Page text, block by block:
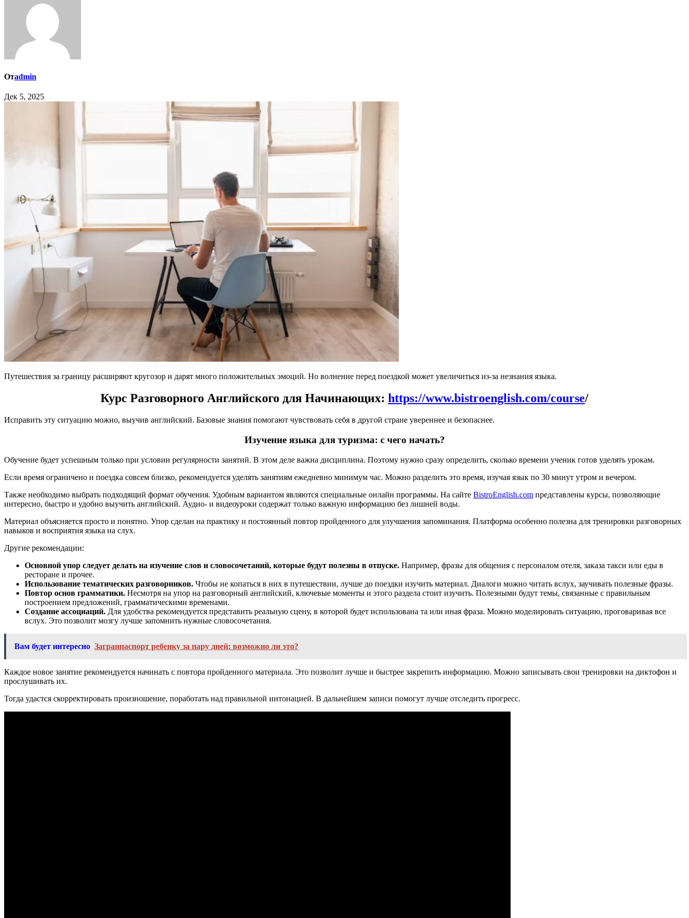
Отadmin
Дек 5, 2025
Путешествия за границу расширяют кругозор и дарят много положительных эмоций. Но волнение перед поездкой может увеличиться из-за незнания языка.
Курс Разговорного Английского для Начинающих: https://www.bistroenglish.com/course/
Исправить эту ситуацию можно, выучив английский. Базовые знания помогают чувствовать себя в другой стране увереннее и безопаснее.
Изучение языка для туризма: с чего начать?
Обучение будет успешным только при условии регулярности занятий. В этом деле важна дисциплина. Поэтому нужно сразу определить, сколько времени ученик готов уделять урокам.
Если время ограничено и поездка совсем близко, рекомендуется уделять занятиям ежедневно минимум час. Можно разделить это время, изучая язык по 30 минут утром и вечером.
Также необходимо выбрать подходящий формат обучения. Удобным вариантом являются специальные онлайн программы. На сайте BistroEnglish.com представлены курсы, позволяющие
интересно, быстро и удобно выучить английский. Аудио- и видеоуроки содержат только важную информацию без лишней воды.
Материал объясняется просто и понятно. Упор сделан на практику и постоянный повтор пройденного для улучшения запоминания. Платформа особенно полезна для тренировки разговорных
навыков и восприятия языка на слух.
Другие рекомендации:
Основной упор следует делать на изучение слов и словосочетаний, которые будут полезны в отпуске. Например, фразы для общения с персоналом отеля, заказа такси или еды в
ресторане и прочее.
Использование тематических разговорников. Чтобы не копаться в них в путешествии, лучше до поездки изучить материал. Диалоги можно читать вслух, заучивать полезные фразы.
Повтор основ грамматики. Несмотря на упор на разговорный английский, ключевые моменты и этого раздела стоит изучить. Полезными будут темы, связанные с правильным
построением предложений, грамматическими временами.
Создание ассоциаций. Для удобства рекомендуется представить реальную сцену, в которой будет использована та или иная фраза. Можно моделировать ситуацию, проговаривая все
вслух. Это позволит мозгу лучше запомнить нужные словосочетания.
Вам будет интересно Загранпаспорт ребенку за пару дней: возможно ли это?
Каждое новое занятие рекомендуется начинать с повтора пройденного материала. Это позволит лучше и быстрее закрепить информацию. Можно записывать свои тренировки на диктофон и
прослушивать их.
Тогда удастся скорректировать произношение, поработать над правильной интонацией. В дальнейшем записи помогут лучше отследить прогресс.